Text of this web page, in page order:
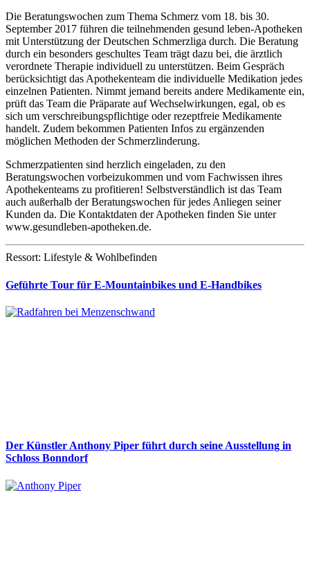
Die Beratungswochen zum Thema Schmerz vom 18. bis 30.
September 2017 führen die teilnehmenden gesund leben-Apotheken
mit Unterstützung der Deutschen Schmerzliga durch. Die Beratung
durch ein besonders geschultes Team trägt dazu bei, die ärztlich
verordnete Therapie individuell zu unterstützen. Beim Gespräch
berücksichtigt das Apothekenteam die individuelle Medikation jedes
einzelnen Patienten. Nimmt jemand bereits andere Medikamente ein,
prüft das Team die Präparate auf Wechselwirkungen, egal, ob es
sich um verschreibungspflichtige oder rezeptfreie Medikamente
handelt. Zudem bekommen Patienten Infos zu ergänzenden
möglichen Methoden der Schmerzlinderung.
Schmerzpatienten sind herzlich eingeladen, zu den
Beratungswochen vorbeizukommen und vom Fachwissen ihres
Apothekenteams zu profitieren! Selbstverständlich ist das Team
auch außerhalb der Beratungswochen für jedes Anliegen seiner
Kunden da. Die Kontaktdaten der Apotheken finden Sie unter
www.gesundleben-apotheken.de.
Ressort: Lifestyle & Wohlbefinden
Geführte Tour für E-Mountainbikes und E-Handbikes
Der Künstler Anthony Piper führt durch seine Ausstellung in
Schloss Bonndorf